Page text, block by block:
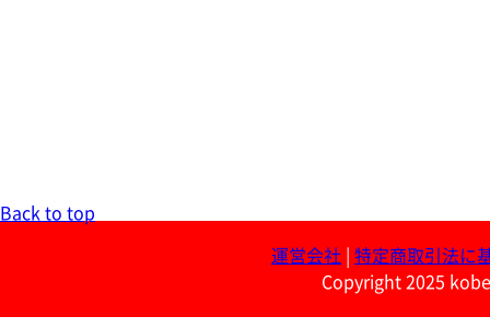
Back to top
運営会社
特定商取引法に
Copyright 2025